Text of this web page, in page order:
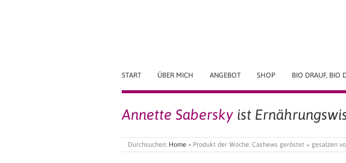
START ÜBER MICH ANGEBOT SHOP BIO DRAUF, BIO
Annette Sabersky ist
Durchsuchen: Home » Produkt der Woche: Cashews geröstet + gesalzen